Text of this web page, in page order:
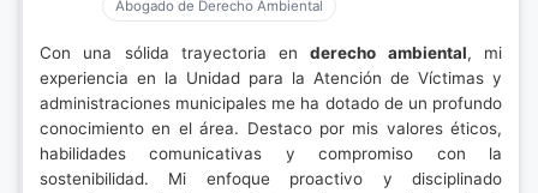
Abogado de Derecho Ambiental
Con una sólida trayectoria enderecho ambiental, mi
experiencia en la Unidad para la Atención de Víctimas y
administraciones municipales me ha dotado de un profundo
conocimiento en el área. Destaco por mis valores éticos,
habilidades comunicativas y compromiso con la
sostenibilidad. Mi enfoque proactivo y disciplinado